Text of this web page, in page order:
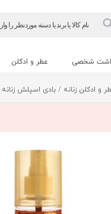
Products
شخصی عطر و ادکلن
و ادکلن زنانه / بادی اسپلش زنانه